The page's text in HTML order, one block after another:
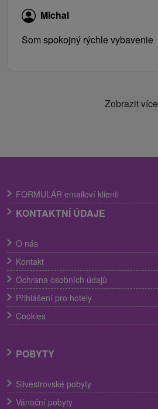
Michal
Som spokojný rýchle vybavenie
Zobrazit více
FORMULÁR emailoví klienti
KONTAKTNÍ ÚDAJE
O nás
Kontakt
Ochrana osobních údajů
Přihlášení pro hotely
Cookies
POBYTY
Silvestrovské pobyty
Vánoční pobyty